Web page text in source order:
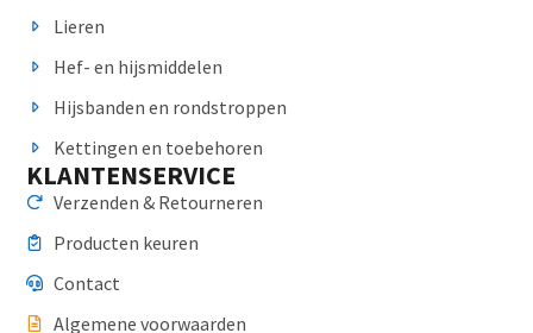
Lieren
Hef- en hijsmiddelen
Hijsbanden en rondstroppen
Kettingen en toebehoren
KLANTENSERVICE
Verzenden & Retourneren
Producten keuren
Contact
Algemene voorwaarden